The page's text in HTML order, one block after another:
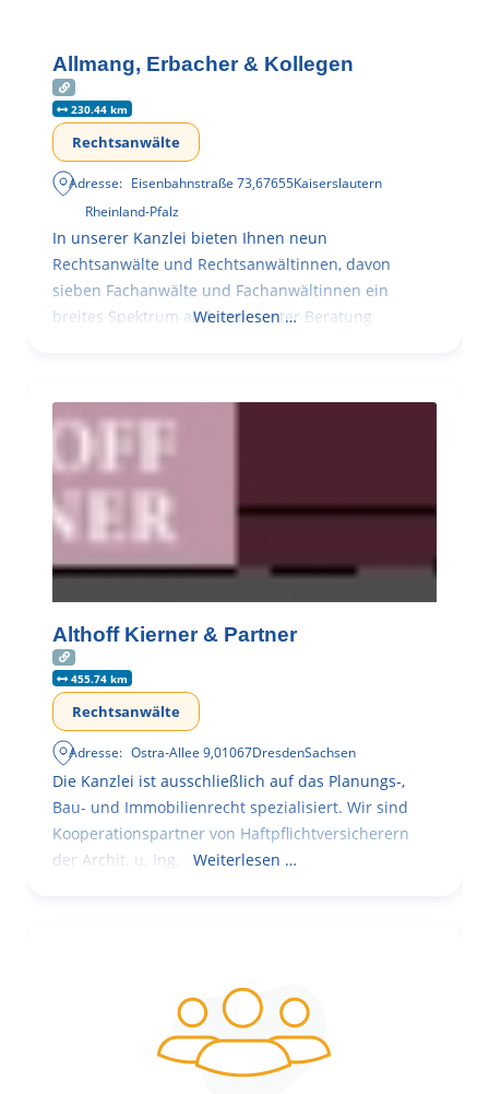
Allmang, Erbacher & Kollegen
230.44 km
Rechtsanwälte
Adresse: Eisenbahnstraße 73,67655Kaiserslautern
Rheinland-Pfalz
In unserer Kanzlei bieten Ihnen neun
Rechtsanwälte und Rechtsanwältinnen, davon
sieben Fachanwälte und Fachanwältinnen ein
breites Spektrum an kompetenter Beratung
Weiterlesen …
Althoff Kierner & Partner
455.74 km
Rechtsanwälte
Adresse: Ostra-Allee 9,01067DresdenSachsen
Die Kanzlei ist ausschließlich auf das Planungs-,
Bau- und Immobilienrecht spezialisiert. Wir sind
Kooperationspartner von Haftpflichtversicherern
der Archit. u. Ing.
Weiterlesen …